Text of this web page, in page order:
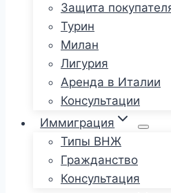
Защита
Турин
Милан
Лигурия
Аренда в Италии
Консультации
Иммиграция
Типы ВНЖ
Гражданство
Консультация